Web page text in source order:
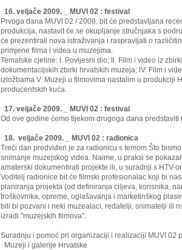
16. veljače 2009. _ MUVI 02 : festival
Prvoga dana MUVI 02 / 2008. bit će predstavljana
produkcija, nastavit će se okupljanje stručnjaka s
će prezentirali nova istraživanja i raspravljati o
primjene filma i videa u muzejima.
Tematske cjeline: l. Povijesni dio; ll. Film i video iz
dokumentacijskih zbirki hrvatskih muzeja; lV. Film i
izložbama V. Muzeji u filmovima nastalim u produkciji
producentskih kuća.
17. veljače 2009. _ MUVI 02 : festival
Od ove godine ćemo tijekom drugoga dana
18. veljače 2009. _ MUVI 02 : radionica
Treći dan predviđen je za radionicu s temom Što
snimanje muzejskog videa. Naime, u praksi se
amaterski dokumentirati projekte ili, u suradnji s HTV-
Voditelj radionice bit će filmski profesionalac koji bi
planiranja projekta (od definiranja ciljeva, korisnika,
troškovnika, opreme, oglašavanja i marketinškog
bili bi pozvani i neki muzealaci, redatelji, snimatelji ili
izradi "muzejskih filmova".
Suradnju i pomoć pri organizaciji i realizaciji MUVI 02
Muzeji i galerije Hrvatske